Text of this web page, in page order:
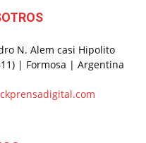
N. Alem casi Hipolito
| Formosa | Argentina